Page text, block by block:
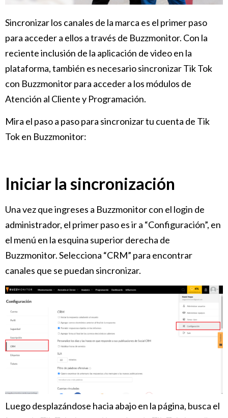
Sincronizar los canales de la marca es el primer paso
para acceder a ellos a través de Buzzmonitor. Con la
reciente inclusión de la aplicación de video en la
plataforma, también es necesario sincronizar Tik Tok
con Buzzmonitor para acceder a los módulos de
Atención al Cliente y Programación.
Mira el paso a paso para sincronizar tu cuenta de Tik
Tok en Buzzmonitor:
Iniciar la sincronización
Una vez que ingreses a Buzzmonitor con el login de
administrador, el primer paso es ir a “Configuración”, en
el menú en la esquina superior derecha de
Buzzmonitor. Selecciona “CRM” para encontrar
canales que se puedan sincronizar.
Luego desplazándose hacia abajo en la página, busca el